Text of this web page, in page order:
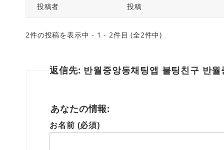
投稿者 投稿
2件の投稿を表示中 - 1 - 2件目 (全2件中)
返信先: 반월중앙동채팅앱 불팅친구 반
あなたの情報:
お名前 (必須)